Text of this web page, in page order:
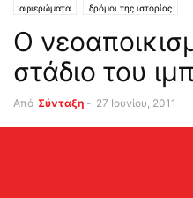
αφιερώματα δρόμοι της ιστορίας
Ο
στάδιο του
Από Σύνταξη - 27 Ιουνίου, 2011